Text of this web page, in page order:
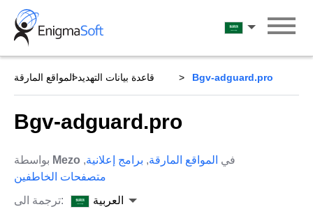
Skip
content
العربية
قاعدة بيانات التهديد المواقع المارقة Bgv-adguard.pro
Bgv-adguard.pro
Mezo في المواقع المارقة, برامج إعلانية,
متصفحات الخاطفين
ترجمة الى:
العربية